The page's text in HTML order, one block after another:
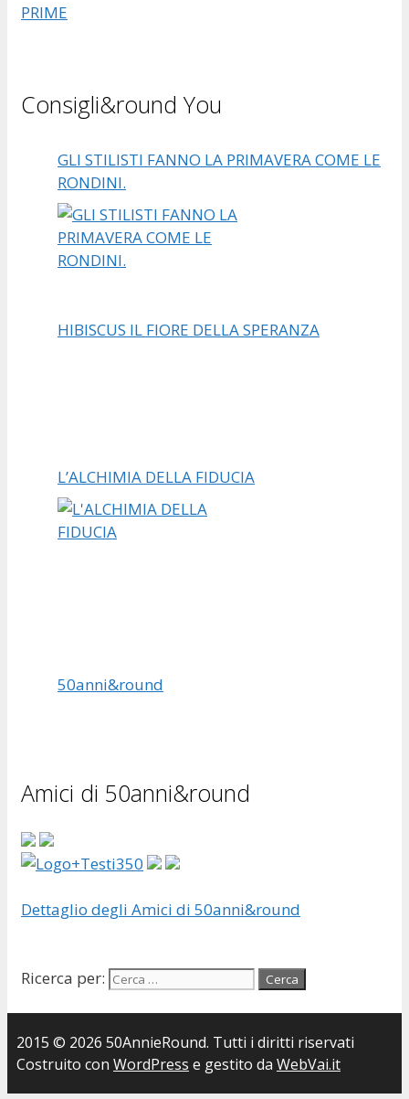
PRIME
Consigli&round You
GLI STILISTI FANNO LA PRIMAVERA COME LE
RONDINI.
HIBISCUS IL FIORE DELLA SPERANZA
L’ALCHIMIA DELLA FIDUCIA
50anni&round
Amici di 50anni&round
Dettaglio degli Amici di 50anni&round
Ricerca per:
2015 © 2026 50AnnieRound. Tutti i diritti riservati
Costruito con WordPress e gestito da WebVai.it